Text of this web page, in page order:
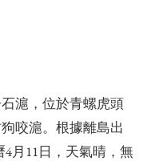
滬，位於青螺虎頭
咬滬。根據離島出
4月11日，天氣晴，無